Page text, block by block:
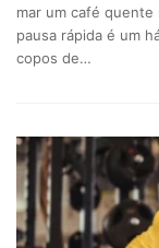
mar um café
pausa rápida é um
copos de…